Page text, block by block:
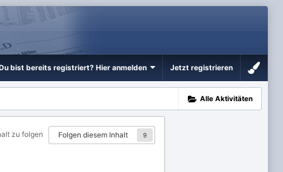
bist bereits registriert? Hier anmelden Jetzt registrieren
Alle Aktivitäten
zu folgen Folgen diesem Inhalt 9